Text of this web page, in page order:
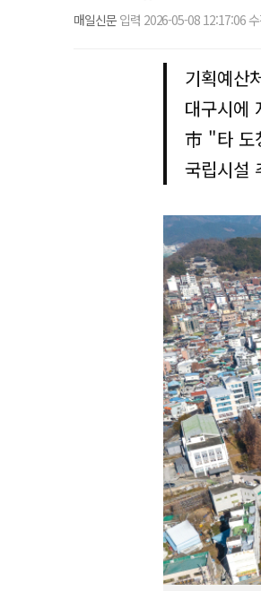
매일신문 입력 2026-05-08 12:17:06
기획예산
대구시에
市 "타 도
국립시설